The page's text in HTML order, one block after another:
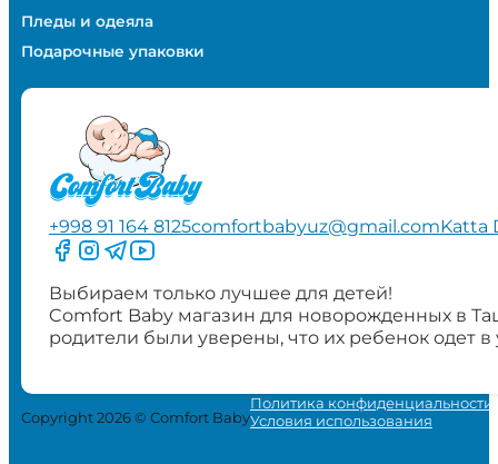
Пледы и одеяла
Подарочные упаковки
+998 91 164 8125comfortbabyuz@gmail.comKatta
Следите за нами на Facebook
Следите за нами в Instagram
Следите за нами в Telegram
Следите за нами в YouTube
Выбираем только лучшее для детей!
Comfort Baby магазин для новорожденных в
родители были уверены, что их ребенок одет
Copyright 2026 © Comfort Baby
Политика конфиденциальности
Условия использования